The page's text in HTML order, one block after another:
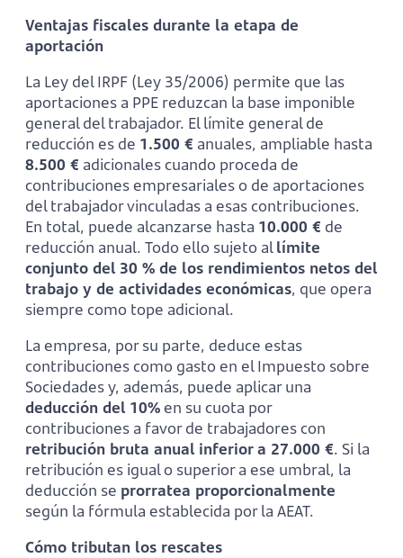
Ventajas fiscales durante la etapa de
aportación
La Ley del IRPF (Ley 35/2006) permite que las
aportaciones a PPE reduzcan la base imponible
general del trabajador. El límite general de
reducción es de 1.500 € anuales, ampliable hasta
8.500 € adicionales cuando proceda de
contribuciones empresariales o de aportaciones
del trabajador vinculadas a esas contribuciones.
En total, puede alcanzarse hasta 10.000 € de
reducción anual. Todo ello sujeto allímite
conjunto del 30 % de los rendimientos netos del
trabajo y de actividades económicas, que opera
siempre como tope adicional.
La empresa, por su parte, deduce estas
contribuciones como gasto en el Impuesto sobre
Sociedades y, además, puede aplicar una
deducción del 10%en su cuota por
contribuciones a favor de trabajadores con
retribución bruta anual inferior a 27.000 €. Si la
retribución es igual o superior a ese umbral, la
deducción se prorratea proporcionalmente
según la fórmula establecida por la AEAT.
Cómo tributan los rescates